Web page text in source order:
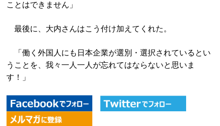
ことはできません」
最後に、大内さんはこう付け加えてくれた。
「働く外国人にも日本企業が選別・選択されているとい
うことを、我々一人一人が忘れてはならないと思いま
す！」